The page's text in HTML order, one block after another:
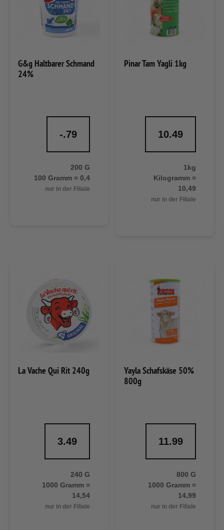
G&g Haltbarer Schmand
24%
-.79
200 G
100 Gramm = 0,4
nur in der Filiale
Pinar Tam Yagli 1kg
10.49
1kg
Kilogramm =
10,49
nur in der Filiale
La Vache Qui Rit 240g
3.49
240 G
1000 Gramm =
14,54
nur in der Filiale
Yayla Schafskäse 50%
800g
11.99
800 G
1000 Gramm =
14,99
nur in der Filiale